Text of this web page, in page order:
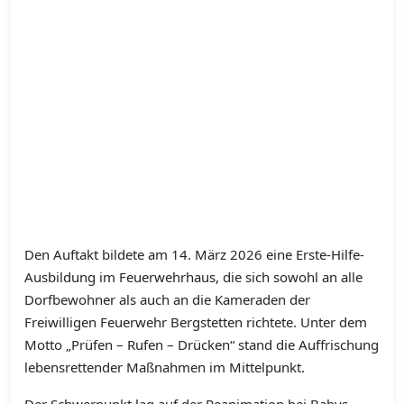
Den Auftakt bildete am 14. März 2026 eine Erste-Hilfe-
Ausbildung im Feuerwehrhaus, die sich sowohl an alle
Dorfbewohner als auch an die Kameraden der
Freiwilligen Feuerwehr Bergstetten richtete. Unter dem
Motto „Prüfen – Rufen – Drücken“ stand die Auffrischung
lebensrettender Maßnahmen im Mittelpunkt.